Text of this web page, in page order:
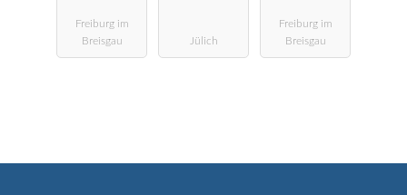
StBG
Freiburg im
Breisgau
Jülich
Freiburg im
Breisgau